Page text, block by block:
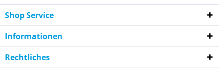
Shop Service
Informationen
Rechtliches